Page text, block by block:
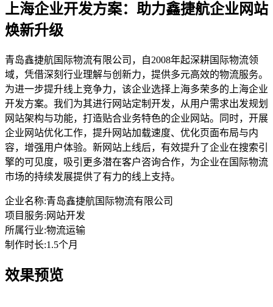
上海企业开发方案：助力鑫捷航企业网站
焕新升级
青岛鑫捷航国际物流有限公司，自2008年起深耕国际物流领
域，凭借深刻行业理解与创新力，提供多元高效的物流服务。
为进一步提升线上竞争力，该企业选择上海多荣多的上海企业
开发方案。我们为其进行网站定制开发，从用户需求出发规划
网站架构与功能，打造贴合业务特色的企业网站。同时，开展
企业网站优化工作，提升网站加载速度、优化页面布局与内
容，增强用户体验。新网站上线后，有效提升了企业在搜索引
擎的可见度，吸引更多潜在客户咨询合作，为企业在国际物流
市场的持续发展提供了有力的线上支持。
企业名称:青岛鑫捷航国际物流有限公司
项目服务: 网站开发
所属行业:物流运输
制作时长:1.5个月
效果预览